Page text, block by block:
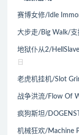
赛博女修/Idle
大步走/Big Walk/支
地狱仆从2/
日
老虎机挂机/Slot
战争洪流/Flow Of
疯狗斯坦/
机械狂欢/Machine